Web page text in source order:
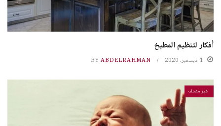
أفكار لتنظيم المطبخ
1 ديسمبر، 2020 BY ABDELRAHMAN
غير مصنف